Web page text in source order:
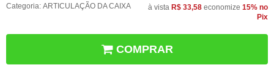
Categoria: ARTICULAÇÃO DA CAIXA à vista R$ 33,58 economize 15% no
Pix
COMPRAR